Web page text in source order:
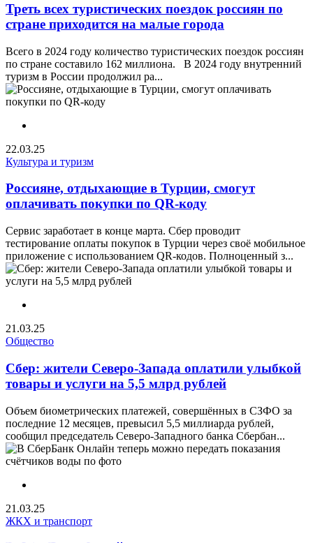
Треть всех туристических поездок россиян по
стране приходится на малые города
Всего в 2024 году количество туристических поездок россиян
по стране составило 162 миллиона. В 2024 году внутренний
туризм в России продолжил ра...
22.03.25
Культура и туризм
Россияне, отдыхающие в Турции, смогут
оплачивать покупки по QR-коду
Сервис заработает в конце марта. Сбер проводит
тестирование оплаты покупок в Турции через своё мобильное
приложение с использованием QR-кодов. Полноценный з...
21.03.25
Общество
Сбер: жители Северо-Запада оплатили улыбкой
товары и услуги на 5,5 млрд рублей
Объем биометрических платежей, совершённых в СЗФО за
последние 12 месяцев, превысил 5,5 миллиарда рублей,
сообщил председатель Северо-Западного банка Сбербан...
21.03.25
ЖКХ и транспорт